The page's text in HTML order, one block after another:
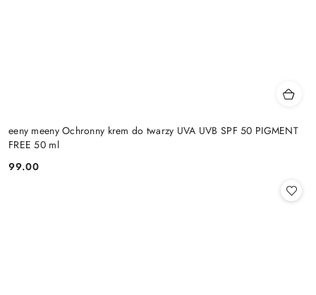
eeny meeny Ochronny krem do twarzy UVA UVB SPF 50 PIGMENT
FREE 50 ml
Cena:
99.00